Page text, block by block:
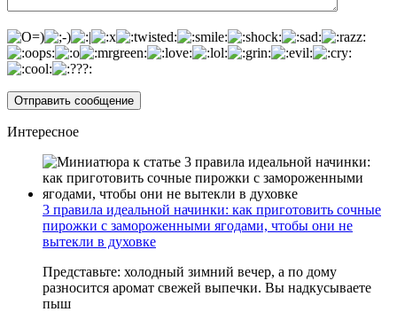
Интересное
3 правила идеальной начинки: как приготовить сочные
пирожки с замороженными ягодами, чтобы они не
вытекли в духовке
Представьте: холодный зимний вечер, а по дому
разносится аромат свежей выпечки. Вы надкусываете
пыш